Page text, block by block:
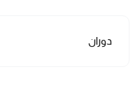
دوران